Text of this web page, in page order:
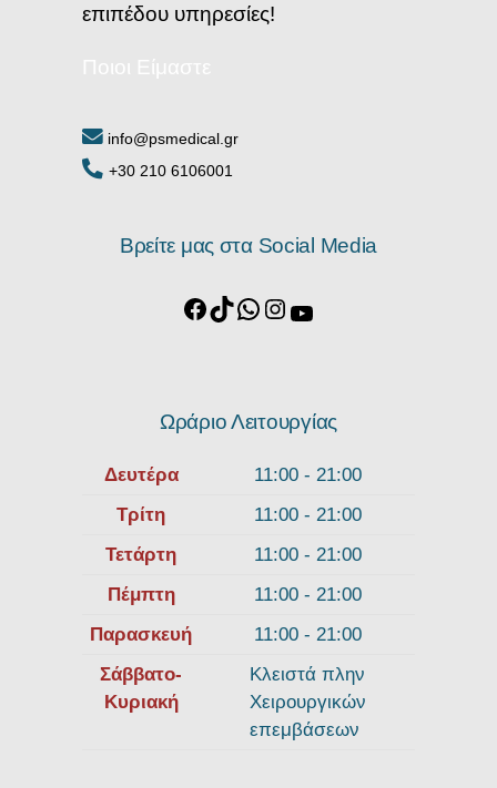
επιπέδου υπηρεσίες!
info@psmedical.gr
+30 210 6106001
Βρείτε μας στα Social Media
Ωράριο Λειτουργίας
Δευτέρα
11:00 - 21:00
Τρίτη
11:00 - 21:00
Τετάρτη
11:00 - 21:00
Πέμπτη
11:00 - 21:00
Παρασκευή
11:00 - 21:00
Σάββατο-
Κυριακή
Κλειστά πλην
Χειρουργικών
επεμβάσεων